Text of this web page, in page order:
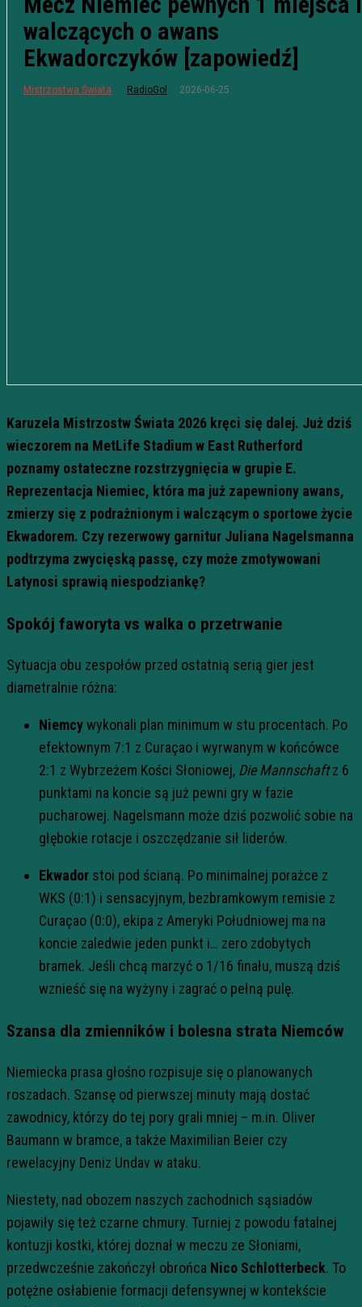
walczących o awans
Ekwadorczyków [zapowiedź]
Mistrzostwa Świata RadioGol 2026-06-25
Karuzela Mistrzostw Świata 2026 kręci się dalej. Już dziś
wieczorem na MetLife Stadium w East Rutherford
poznamy ostateczne rozstrzygnięcia w grupie E.
Reprezentacja Niemiec, która ma już zapewniony awans,
zmierzy się z podrażnionym i walczącym o sportowe życie
Ekwadorem. Czy rezerwowy garnitur Juliana Nagelsmanna
podtrzyma zwycięską passę, czy może zmotywowani
Latynosi sprawią niespodziankę?
Spokój faworyta vs walka o przetrwanie
Sytuacja obu zespołów przed ostatnią serią gier jest
diametralnie różna:
Niemcywykonali plan minimum w stu procentach. Po
efektownym 7:1 z Curaçao i wyrwanym w końcówce
2:1 z Wybrzeżem Kości Słoniowej, Die Mannschaftz 6
punktami na koncie są już pewni gry w fazie
pucharowej. Nagelsmann może dziś pozwolić sobie na
głębokie rotacje i oszczędzanie sił liderów.
Ekwador stoi pod ścianą. Po minimalnej porażce z
WKS (0:1) i sensacyjnym, bezbramkowym remisie z
Curaçao (0:0), ekipa z Ameryki Południowej ma na
koncie zaledwie jeden punkt i… zero zdobytych
bramek. Jeśli chcą marzyć o 1/16 finału, muszą dziś
wznieść się na wyżyny i zagrać o pełną pulę.
Szansa dla zmienników i bolesna strata Niemców
Niemiecka prasa głośno rozpisuje się o planowanych
roszadach. Szansę od pierwszej minuty mają dostać
zawodnicy, którzy do tej pory grali mniej – m.in. Oliver
Baumann w bramce, a także Maximilian Beier czy
rewelacyjny Deniz Undav w ataku.
Niestety, nad obozem naszych zachodnich sąsiadów
pojawiły się też czarne chmury. Turniej z powodu fatalnej
kontuzji kostki, której doznał w meczu ze Słoniami,
przedwcześnie zakończył obrońca Nico Schlotterbeck. To
potężne osłabienie formacji defensywnej w kontekście